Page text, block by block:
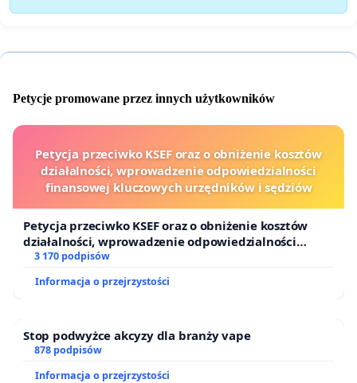
Petycje promowane przez innych użytkowników
Petycja przeciwko KSEF oraz o obniżenie kosztów
działalności, wprowadzenie odpowiedzialności
finansowej kluczowych urzędników i sędziów
Petycja przeciwko KSEF oraz o obniżenie kosztów
działalności, wprowadzenie odpowiedzialności
finansowej kluczowych urzędników i sędziów
3 170 podpisów
Informacja o przejrzystości
Stop podwyżce akcyzy dla branży vape
878 podpisów
Informacja o przejrzystości